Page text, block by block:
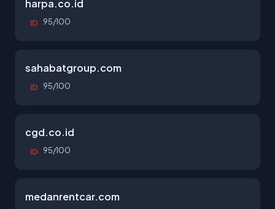
harpa.co.id
ID 95/100
sahabatgroup.com
ID 95/100
cgd.co.id
ID 95/100
medanrentcar.com